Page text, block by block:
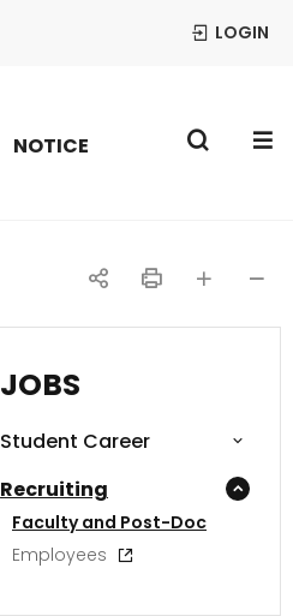
LOGIN
NOTICE
JOBS
Student Career
Recruiting
Faculty and Post-Doc
Employees
공
인 글자
글자